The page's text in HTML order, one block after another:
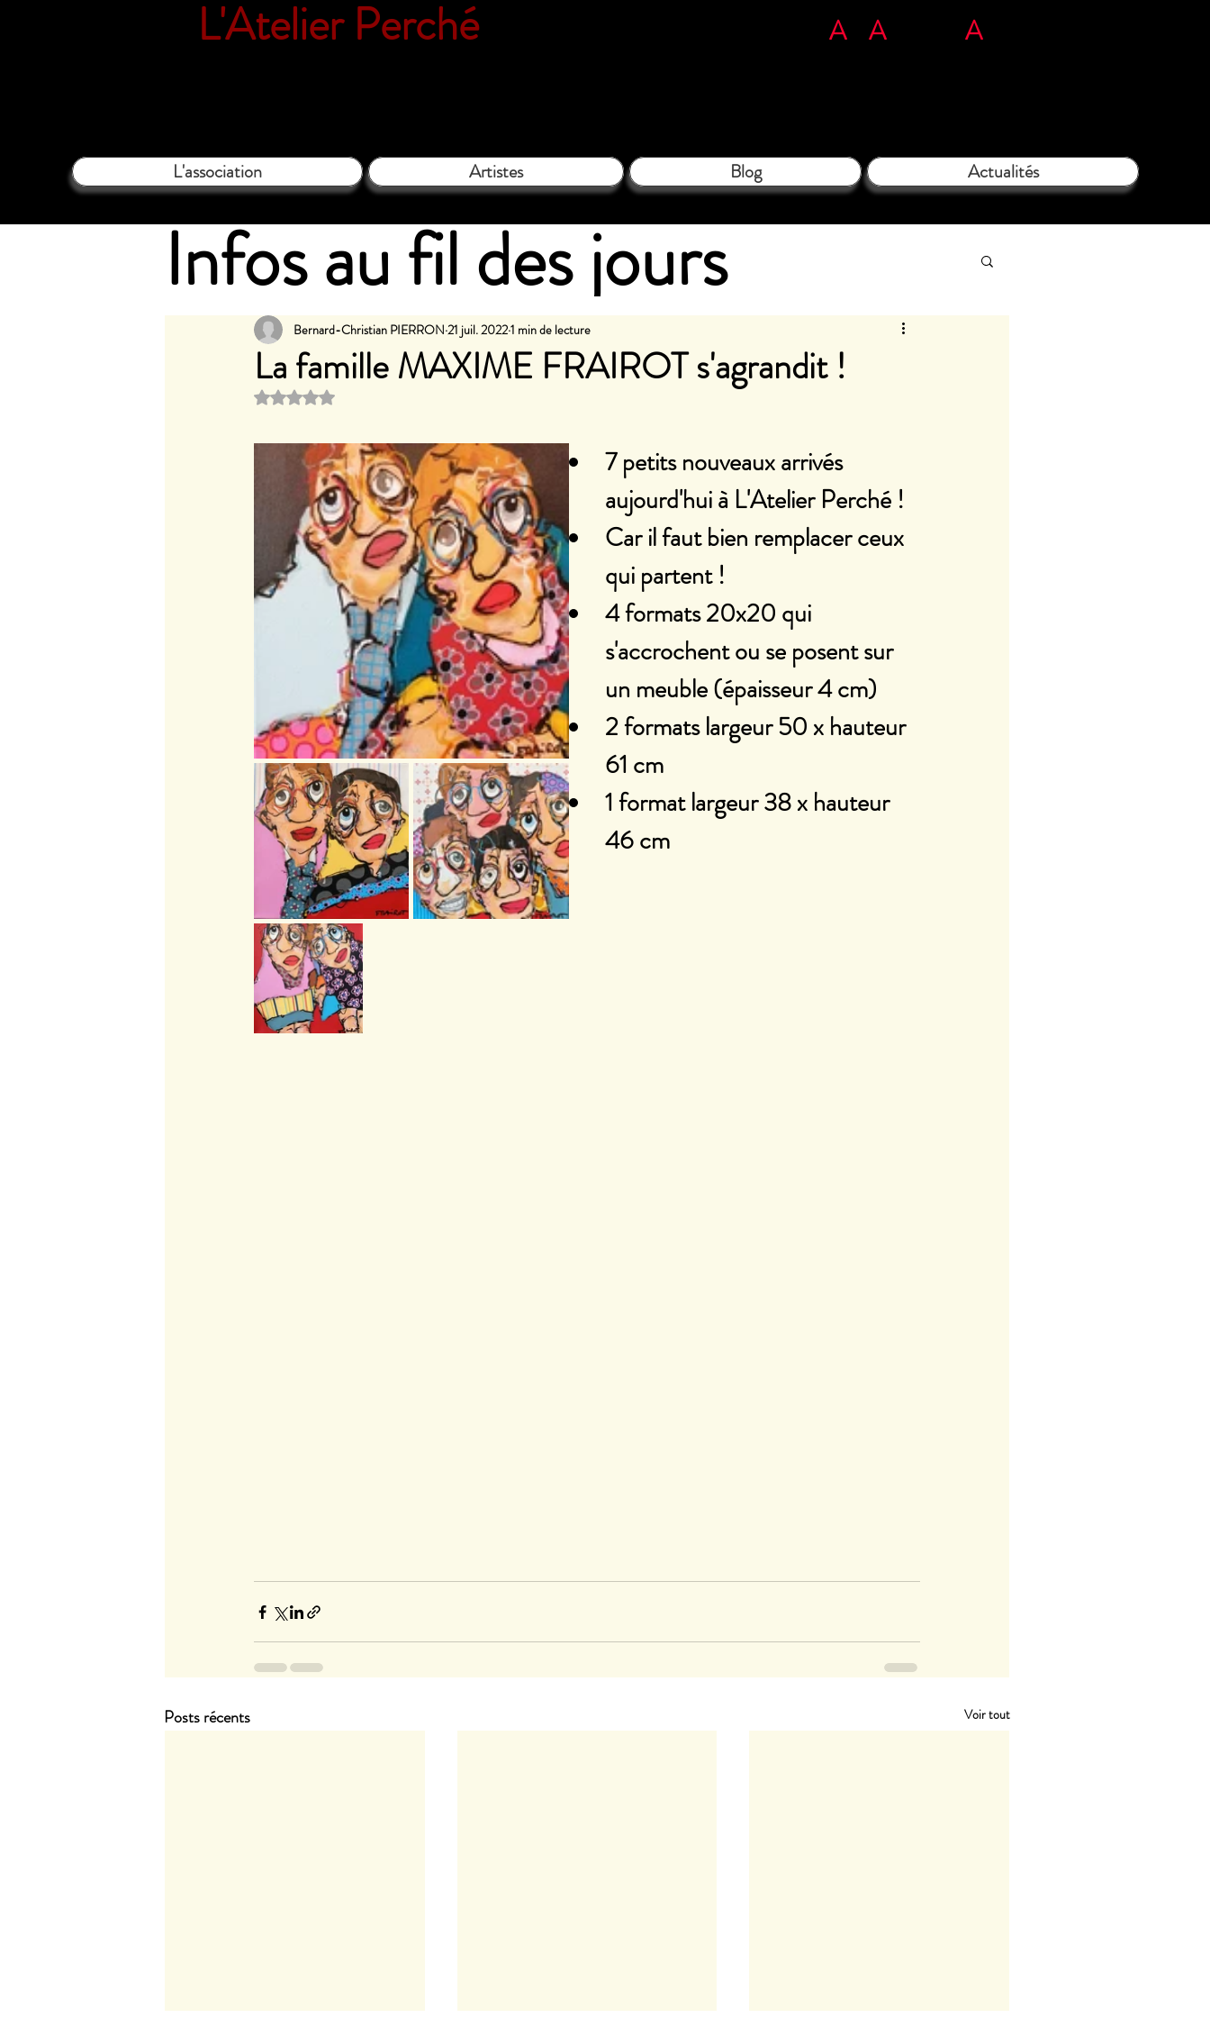
L'Atelier Perché Art A Ards​​​
L'association Artistes Blog Actualités
Infos au fil des jours
La famille MAXIME FRAIROT s'agrandit !
Bernard-Christian PIERRON 21 juil. 20221 min de lecture
Noté NaN étoiles sur 5.
7 petits nouveaux arrivés
aujourd'hui à L'Atelier Perché !
Car il faut bien remplacer ceux
qui partent !
4 formats 20x20 qui
s'accrochent ou se posent sur
un meuble (épaisseur 4 cm)
2 formats largeur 50 x hauteur
61 cm
1 format largeur 38 x hauteur
46 cm
Posts récents Voir tout